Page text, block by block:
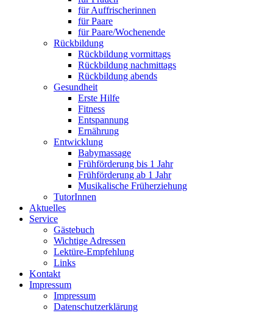
für Auffrischerinnen
für Paare
für Paare/Wochenende
Rückbildung
Rückbildung vormittags
Rückbildung nachmittags
Rückbildung abends
Gesundheit
Erste Hilfe
Fitness
Entspannung
Ernährung
Entwicklung
Babymassage
Frühförderung bis 1 Jahr
Frühförderung ab 1 Jahr
Musikalische Früherziehung
TutorInnen
Aktuelles
Service
Gästebuch
Wichtige Adressen
Lektüre-Empfehlung
Links
Kontakt
Impressum
Impressum
Datenschutzerklärung